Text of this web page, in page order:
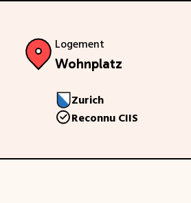
Logement
Wohnplatz
Zurich
Reconnu CIIS